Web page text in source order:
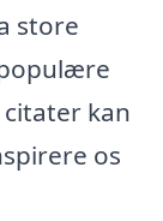
store
kan
os